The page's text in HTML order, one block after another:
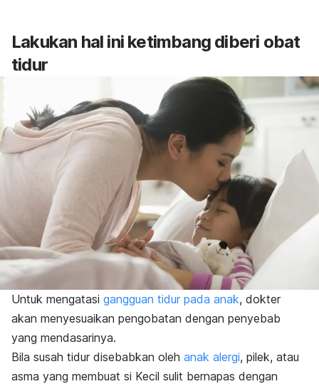
Lakukan hal ini ketimbang diberi obat
tidur
Untuk mengatasi gangguan tidur pada anak, dokter
akan menyesuaikan pengobatan dengan penyebab
yang mendasarinya.
Bila susah tidur disebabkan oleh anak alergi, pilek, atau
asma yang membuat si Kecil sulit bernapas dengan